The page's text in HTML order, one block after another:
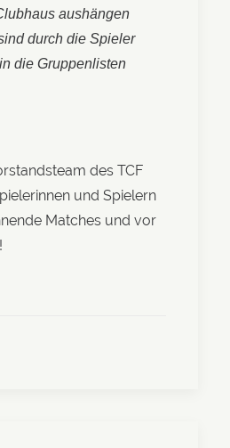
aushängen
durch die Spieler
die Gruppenlisten
des TCF
und Spielern
Matches und vor